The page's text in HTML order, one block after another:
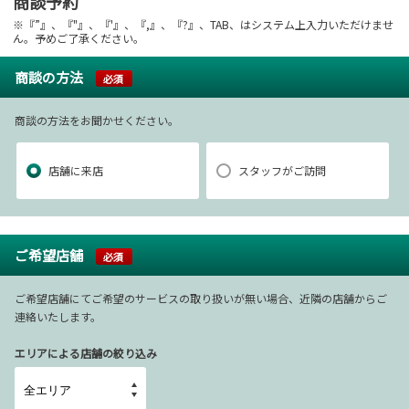
※『”』、『"』、『'』、『,』、『?』、TAB、はシステム上入力いただけませ
ん。予めご了承ください。
商談の方法 必須
商談の方法をお聞かせください。
店舗に来店 スタッフがご訪問
ご希望店舗 必須
ご希望店舗にてご希望のサービスの取り扱いが無い場合、近隣の店舗からご
連絡いたします。
エリアによる店舗の絞り込み